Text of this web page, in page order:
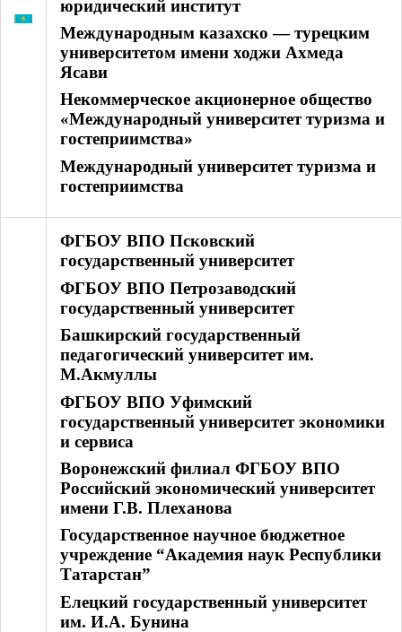
юридический институт
Международным казахско — турецким
университетом имени ходжи Ахмеда
Ясави
Некоммерческое акционерное общество
«Международный университет туризма и
гостеприимства»
Международный университет туризма и
гостеприимства
ФГБОУ ВПО Псковский
государственный университет
ФГБОУ ВПО Петрозаводский
государственный университет
Башкирский государственный
педагогический университет им.
М.Акмуллы
ФГБОУ ВПО Уфимский
государственный университет экономики
и сервиса
Воронежский филиал ФГБОУ ВПО
Российский экономический университет
имени Г.В. Плеханова
Государственное научное бюджетное
учреждение “Академия наук Республики
Татарстан”
Елецкий государственный университет
им. И.А. Бунина